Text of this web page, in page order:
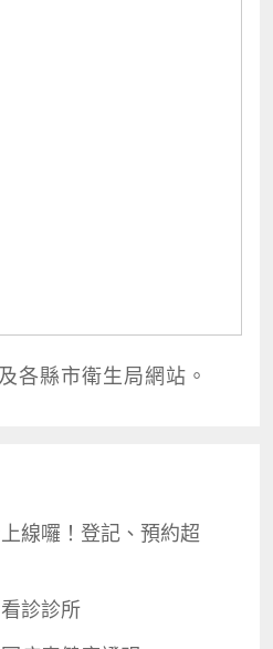
各縣市衛生局網站。
線囉！登記、預約超
診診所